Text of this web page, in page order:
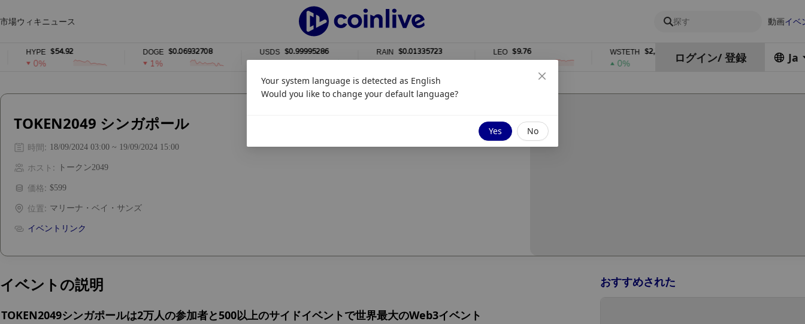
市場ウィキ ニュース 探す 動画イベ
$54.92 DOGE $0.06932708 USDS $0.99995286
0%
$0.01335723
1%
$9.76
0%
WSTETH $2,378.84 DEL $0.76762686
1%
ログイン/ 登録 Ja
TOKEN2049 シンガポール
時間: 18/09/2024 03:00 ~ 19/09/2024 15:00
ホスト : トークン2049
価格: $599
位置: マリーナ・ベイ・サンズ
イベントリンク
イベントの説明
TOKEN2049シンガポールは2万人の参加者と500以上のサイドイベントで世界最大のWeb3イベント
おすすめされた
Your system language is detected as English
Would you like to change your default language?
Yes No